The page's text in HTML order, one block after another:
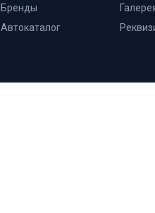
Бренды
Автокаталог